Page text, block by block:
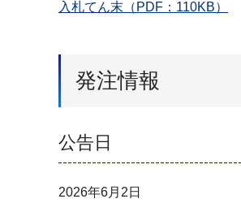
入札てん末（PDF：110KB）
発注情報
公告日
2026年6月2日